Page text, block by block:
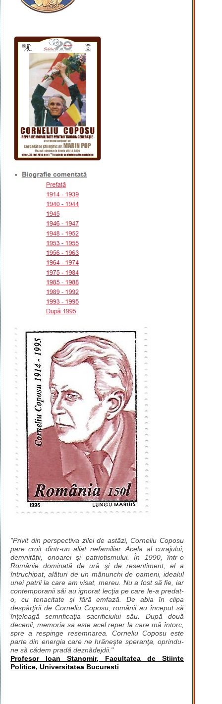
"Privit din perspectiva zilei de astăzi, Corneliu Coposu
pare croit dintr-un aliat nefamiliar. Acela al curajului,
demnităţii, onoarei şi patriotismului. În 1990, într-o
Românie dominată de ură şi de resentiment, el a
întruchipat, alături de un mănunchi de oameni, idealul
unei patrii la care am visat, mereu. Nu a fost să fie, iar
contemporanii săi au ignorat lecţia pe care le-a predat-
o, cu tenacitate şi fără emfază. De abia în clipa
despărţirii de Corneliu Coposu, românii au început să
înţeleagă semnficaţia sacrificiului său. După două
decenii, memoria sa este acel reper la care mă întorc,
spre a respinge resemnarea. Corneliu Coposu este
parte din energia care ne hrăneşte speranţa, oprindu-
ne să cădem pradă deznădejdii."
Profesor Ioan Stanomir, Facultatea de Stiinte
Politice, Universitatea Bucuresti